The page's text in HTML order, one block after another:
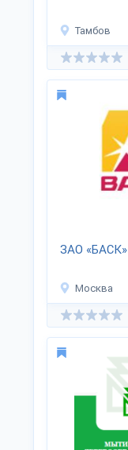
Тамбов
ЗАО «БАСК»
Москва